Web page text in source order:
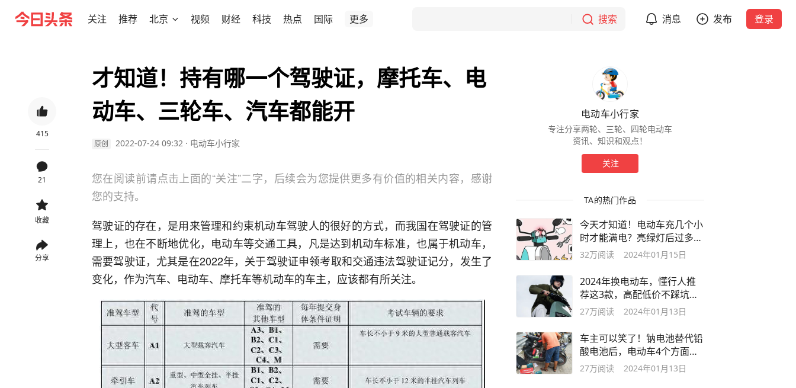
关注 推荐 北京 视频 财经 科技 热点 国际 更多 搜索 消息 发布 登录
415
21
收藏
分享
才知道！持有哪一个驾驶证，摩托车、电
动车、三轮车、汽车都能开
原创 2022-07-24 09:32 · 电动车小行家
您在阅读前请点击上面的“关注”二字，后续会为您提供更多有价值的相关内容，感谢
您的支持。
驾驶证的存在，是用来管理和约束机动车驾驶人的很好的方式，而我国在驾驶证的管
理上，也在不断地优化，电动车等交通工具，凡是达到机动车标准，也属于机动车，
需要驾驶证，尤其是在2022年，关于驾驶证申领考取和交通违法驾驶证记分，发生了
变化，作为汽车、电动车、摩托车等机动车的车主，应该都有所关注。
电动车小行家
专注分享两轮、三轮、四轮电动车
资讯、知识和观点！
关注
TA的热门作品
今天才知道！电动车充几个小
时才能满电？亮绿灯后过多久
才能拔电
32万阅读 2024年01月15日
2024年换电动车，懂行人推
荐这3款，高配低价不踩坑，
续航也不错
27万阅读 2024年01月13日
车主可以笑了！钠电池替代铅
酸电池后，电动车4个方面能
从中受益
27万阅读 2024年01月13日